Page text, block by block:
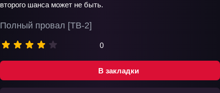
В закладки
Полный провал [ТВ-2]
0
второго шанса может не быть.